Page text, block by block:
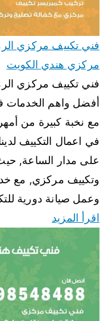
مركزي هندي الكويت
فني تكييف مركزي
أفضل واهم الخدمات
مع نخبة كبيرة من
في اعمال التكييف
على مدار الساعة,
وتكييف مركزي, مع
وعمل صيانة دورية
اقرأ المزيد